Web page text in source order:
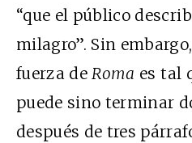
“que el público
milagro”. Sin
fuerza deRoma es tal
puede sino terminar
después de tres